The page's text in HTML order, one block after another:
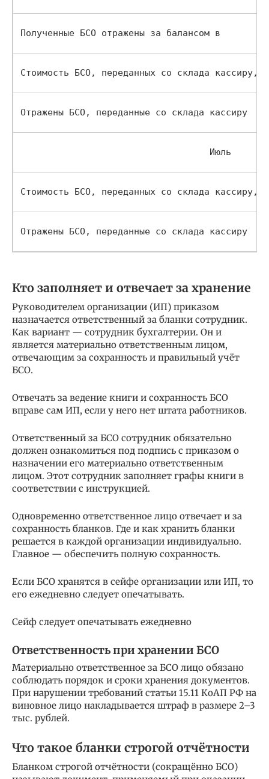
Полученные БСО отражены за
Стоимость БСО, переданных со
Отражены БСО, переданные со склада
Стоимость БСО, переданных со
Отражены БСО, переданные со склада
Кто заполняет и отвечает за хранение
Руководителем организации (ИП) приказом
назначается ответственный за бланки сотрудник.
Как вариант — сотрудник бухгалтерии. Он и
является материально ответственным лицом,
отвечающим за сохранность и правильный учёт
БСО.
Отвечать за ведение книги и сохранность БСО
вправе сам ИП, если у него нет штата работников.
Ответственный за БСО сотрудник обязательно
должен ознакомиться под подпись с приказом о
назначении его материально ответственным
лицом. Этот сотрудник заполняет графы книги в
соответствии с инструкцией.
Одновременно ответственное лицо отвечает и за
сохранность бланков. Где и как хранить бланки
решается в каждой организации индивидуально.
Главное — обеспечить полную сохранность.
Если БСО хранятся в сейфе организации или ИП, то
его ежедневно следует опечатывать.
Сейф следует опечатывать ежедневно
Ответственность при хранении БСО
Материально ответственное за БСО лицо обязано
соблюдать порядок и сроки хранения документов.
При нарушении требований статьи 15.11 КоАП РФ на
виновное лицо накладывается штраф в размере 2–3
тыс. рублей.
Что такое бланки строгой отчётности
Бланком строгой отчётности (сокращённо БСО)